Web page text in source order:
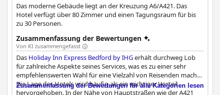
Das moderne Gebäude liegt an der Kreuzung A6/A421. Das
Hotel verfügt über 80 Zimmer und einen Tagungsraum für bis
zu 30 Personen.
Zusammenfassung der Bewertungen
Von KI zusammengefasst
Das Holiday Inn Express Bedford by IHGerhält durchweg Lob
für zahlreiche Aspekte seines Services, was es zu einer sehr
empfehlenswerten Wahl für eine Vielzahl von Reisenden macht.
Die Lage des Hotels wird häufig als ein wichtiger Vorteil
hervorgehoben. In der Nähe von Hauptstraßen wie der A421
Zusammenfassung der Bewertungen für alle Kategorien lesen